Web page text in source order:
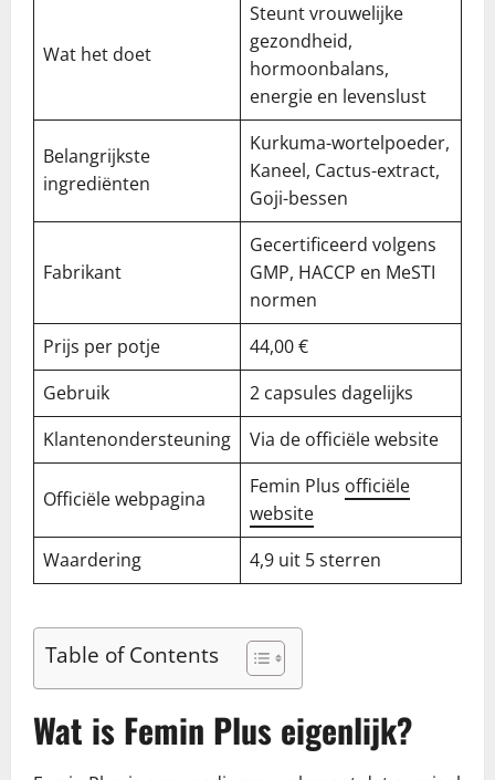
Wat het doet
Steunt vrouwelijke
gezondheid,
hormoonbalans,
energie en levenslust
Belangrijkste
ingrediënten
Kurkuma-wortelpoeder,
Kaneel, Cactus-extract,
Goji-bessen
Fabrikant
Gecertificeerd volgens
GMP, HACCP en MeSTI
normen
Prijs per potje
44,00 €
Gebruik
2 capsules dagelijks
Klantenondersteuning
Via de officiële website
Officiële webpagina
Femin Plus officiële
website
Waardering
4,9 uit 5 sterren
Table of Contents
Wat is Femin Plus eigenlijk?